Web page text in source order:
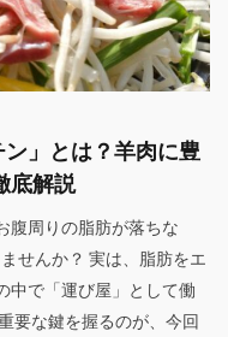
」とは？羊肉に豊
底解説
腹周りの脂肪が落ちな
せんか？ 実は、脂肪をエ
中で「運び屋」として働
要な鍵を握るのが、今回